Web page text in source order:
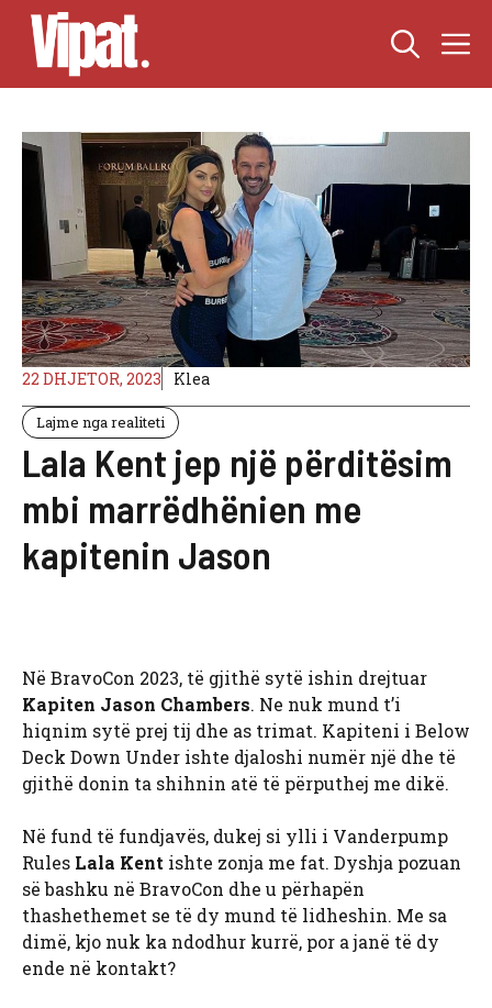
Skip
content
22 DHJETOR, 2023 Klea
Lajme nga realiteti
Lala Kent jep një përditësim
mbi marrëdhënien me
kapitenin Jason
Në BravoCon 2023, të gjithë sytë ishin drejtuar
Kapiten Jason Chambers. Ne nuk mund t’i
hiqnim sytë prej tij dhe as trimat. Kapiteni i Below
Deck Down Under ishte djaloshi numër një dhe të
gjithë donin ta shihnin atë të përputhej me dikë.
Në fund të fundjavës, dukej si ylli i Vanderpump
Rules Lala Kent ishte zonja me fat. Dyshja pozuan
së bashku në BravoCon dhe u përhapën
thashethemet se të dy mund të lidheshin. Me sa
dimë, kjo nuk ka ndodhur kurrë, por a janë të dy
ende në kontakt?